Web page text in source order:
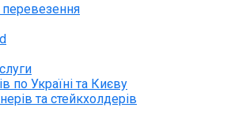
перевезення
по Україні та Києву
та стейкхолдерів